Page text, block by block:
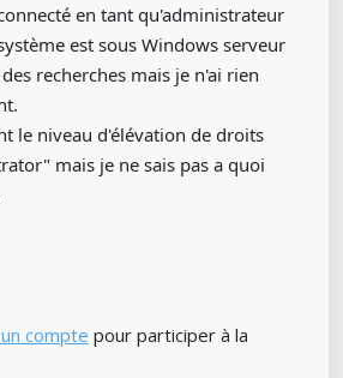
en tant qu'administrateur
est sous Windows serveur
recherches mais je n'ai rien
le niveau d'élévation de droits
mais je ne sais pas a quoi
compte pour participer à la